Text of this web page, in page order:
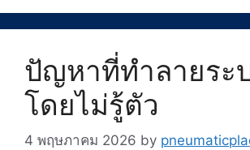
ปัญหาที่ทำลายระ
โดยไม่รู้ตัว
4 พฤษภาคม 2026 by